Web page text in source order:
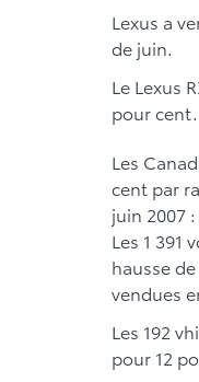
Lexus a
de juin.
Le Lexus
pour cent.
Les
cent par
juin 2007 :
Les 1 391
hausse
vendues
Les 192
pour 12